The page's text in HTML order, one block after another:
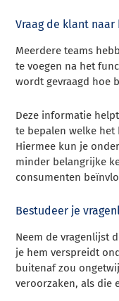
Vraag de klant
Meerdere teams
te voegen na het
wordt gevraagd hoe
Deze informatie
te bepalen welke
Hiermee kun je
minder belangrijke
consumenten
Bestudeer je
Neem de vragenlijst
je hem verspreidt
buitenaf zou
veroorzaken, als die